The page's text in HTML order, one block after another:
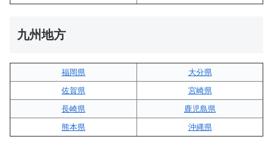
九州地方
福岡県
大分県
佐賀県
宮崎県
長崎県
鹿児島県
熊本県
沖縄県